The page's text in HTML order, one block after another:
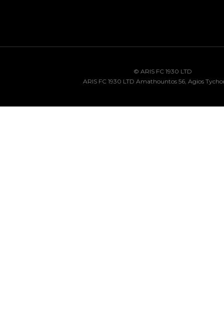
© ARIS FC 1930 LTD
ARIS FC 1930 LTD Amathountos 56, Agios